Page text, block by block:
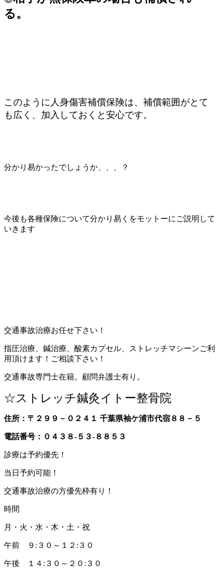
る。
このように人身傷害補償保険は、補償範囲がとて
も広く、加入しておくと安心です。
分かり易かったでしょうか、、、？
今後も各種保険について分かり易くをモットーにご説明して
いきます
交通事故治療お任せ下さい！
指圧治療、鍼治療、酸素カプセル、ストレッチマシーンご利
用頂けます！ご相談下さい！
交通事故専門士在籍。顧問弁護士有り。
☆ストレッチ鍼灸イトー整骨院
住所：〒２９９－０２４１ 千葉県袖ケ浦市代宿８８－５
電話番号：０４３８-５３-８８５３
診療は予約優先！
当日予約可能！
交通事故治療の方優先枠有り！
時間
月・火・水・木・土・祝
午前 ９:３０～１２:３０
午後 １４:３０～２０:３０